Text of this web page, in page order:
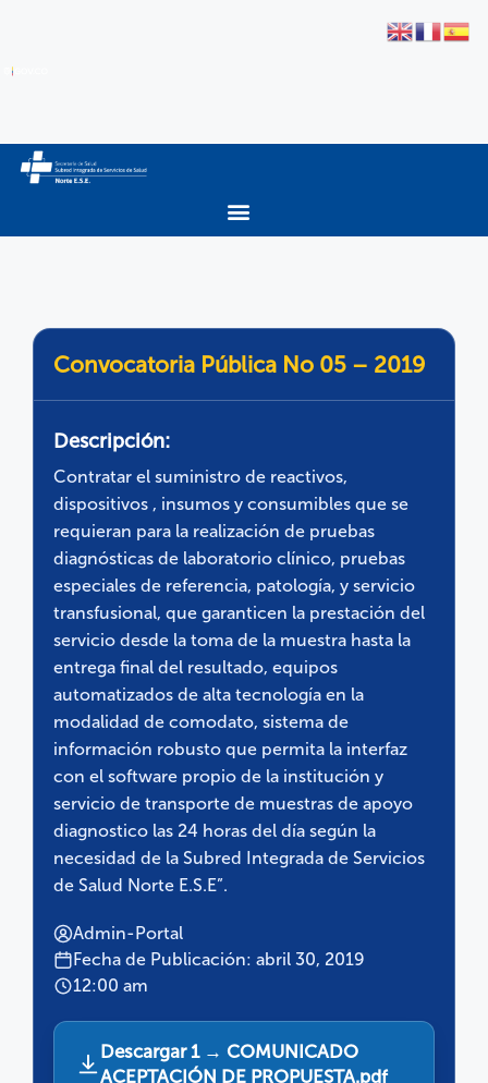
Convocatoria Pública No 05 – 2019
Descripción:
Contratar el suministro de reactivos,
dispositivos , insumos y consumibles que se
requieran para la realización de pruebas
diagnósticas de laboratorio clínico, pruebas
especiales de referencia, patología, y servicio
transfusional, que garanticen la prestación del
servicio desde la toma de la muestra hasta la
entrega final del resultado, equipos
automatizados de alta tecnología en la
modalidad de comodato, sistema de
información robusto que permita la interfaz
con el software propio de la institución y
servicio de transporte de muestras de apoyo
diagnostico las 24 horas del día según la
necesidad de la Subred Integrada de Servicios
de Salud Norte E.S.E”.
Admin-Portal
Fecha de Publicación: abril 30, 2019
12:00 am
Descargar 1 → COMUNICADO
ACEPTACIÓN DE PROPUESTA.pdf